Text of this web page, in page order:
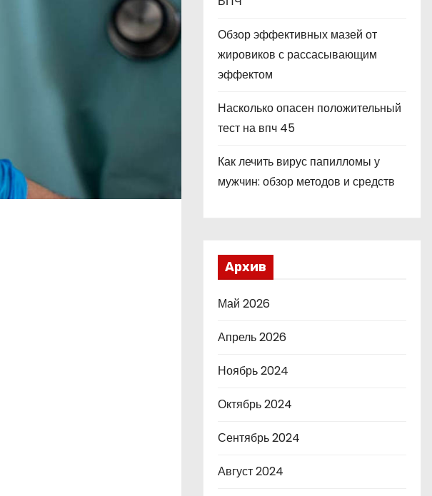
Обзор эффективных мазей от
жировиков с рассасывающим
эффектом
Насколько опасен положительный
тест на впч 45
Как лечить вирус папилломы у
мужчин: обзор методов и средств
Архив
Май 2026
Апрель 2026
Ноябрь 2024
Октябрь 2024
Сентябрь 2024
Август 2024